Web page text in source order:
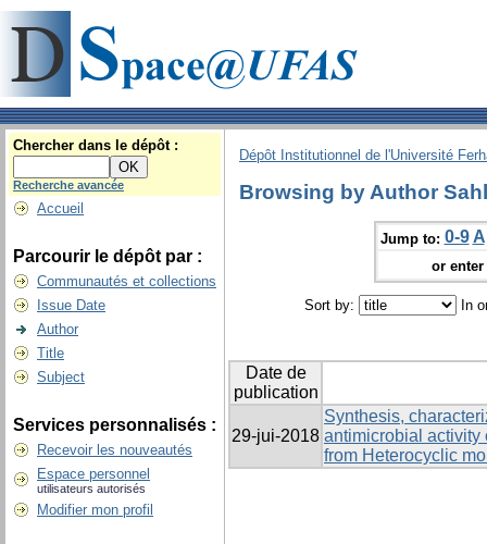
Chercher dans le dépôt :
Recherche avancée
Accueil
Parcourir le dépôt par :
Communautés et collections
Issue Date
Author
Title
Subject
Services personnalisés :
Recevoir les nouveautés
Espace personnel
utilisateurs autorisés
Modifier mon profil
Dépôt Institutionnel de l'Université
Browsing by Author
Jump to: 0-9 A
or
Sort by: In
Date de
publication
29-jui-2018
Synthesis,
antimicrobial activity
from Heterocyclic